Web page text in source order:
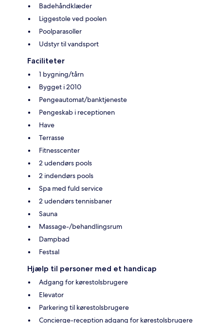
Badehåndklæder
Liggestole ved poolen
Poolparasoller
Udstyr til vandsport
Faciliteter
1 bygning/tårn
Bygget i 2010
Pengeautomat/banktjeneste
Pengeskab i receptionen
Have
Terrasse
Fitnesscenter
2 udendørs pools
2 indendørs pools
Spa med fuld service
2 udendørs tennisbaner
Sauna
Massage-/behandlingsrum
Dampbad
Festsal
Hjælp til personer med et handicap
Adgang for kørestolsbrugere
Elevator
Parkering til kørestolsbrugere
Concierge-reception adgang for kørestolsbrugere